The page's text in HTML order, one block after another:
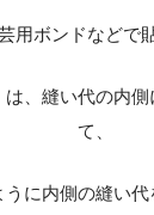
用ボンドなどで
、縫い代の内
て、
に内側の縫い代